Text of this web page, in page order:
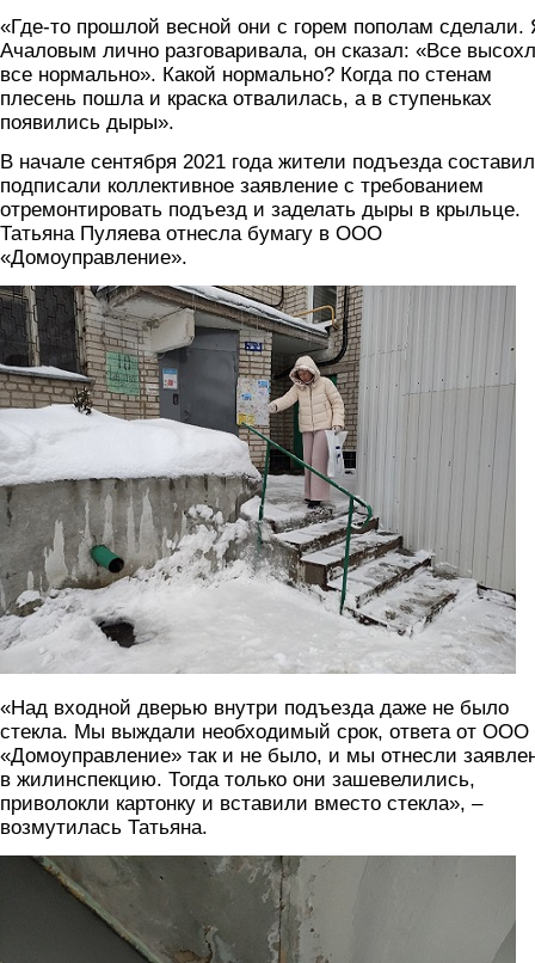
«Где-то прошлой весной они с горем пополам сделали.
Ачаловым лично разговаривала, он сказал: «Все
все нормально». Какой нормально? Когда по стенам
плесень пошла и краска отвалилась, а в ступеньках
появились дыры».
В начале сентября 2021 года жители подъезда
подписали коллективное заявление с требованием
отремонтировать подъезд и заделать дыры в крыльце.
Татьяна Пуляева отнесла бумагу в ООО
«Домоуправление».
3.jpg
«Над входной дверью внутри подъезда даже не было
стекла. Мы выждали необходимый срок, ответа от ООО
«Домоуправление» так и не было, и мы отнесли
в жилинспекцию. Тогда только они зашевелились,
приволокли картонку и вставили вместо стекла», –
возмутилась Татьяна.
6.jpg